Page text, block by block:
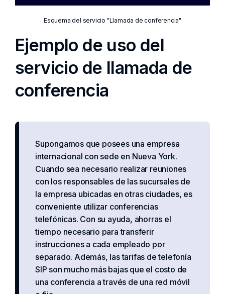
Esquema del servicio "Llamada de conferencia"
Ejemplo de uso del
servicio de llamada de
conferencia
Supongamos que posees una empresa
internacional con sede en Nueva York.
Cuando sea necesario realizar reuniones
con los responsables de las sucursales de
la empresa ubicadas en otras ciudades, es
conveniente utilizar conferencias
telefónicas. Con su ayuda, ahorras el
tiempo necesario para transferir
instrucciones a cada empleado por
separado. Además, las tarifas de telefonía
SIP son mucho más bajas que el costo de
una conferencia a través de una red móvil